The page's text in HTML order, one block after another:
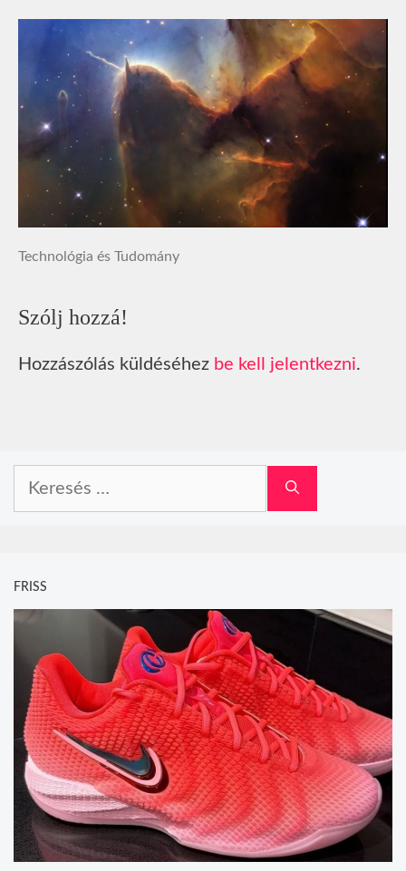
Technológia és Tudomány
Szólj hozzá!
Hozzászólás küldéséhez be kell jelentkezni.
FRISS